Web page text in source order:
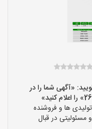
«آگهی شما را در
ها و فروشنده
در قبال